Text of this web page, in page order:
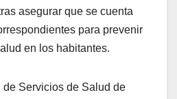
asegurar que se cuenta
para prevenir
en los habitantes.
Servicios de Salud de